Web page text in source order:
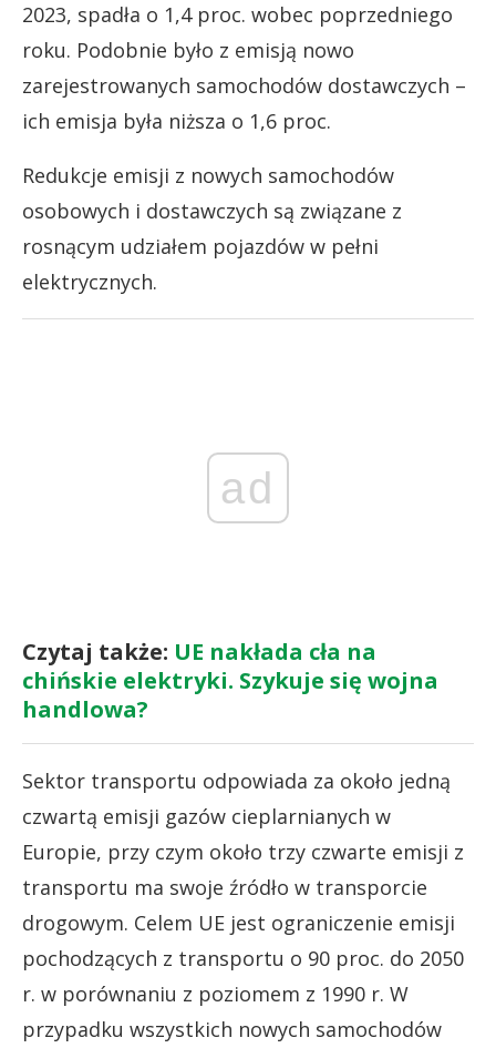
2023, spadła o 1,4 proc. wobec poprzedniego
roku. Podobnie było z emisją nowo
zarejestrowanych samochodów dostawczych –
ich emisja była niższa o 1,6 proc.
Redukcje emisji z nowych samochodów
osobowych i dostawczych są związane z
rosnącym udziałem pojazdów w pełni
elektrycznych.
ad
Czytaj także: UE nakłada cła na
chińskie elektryki. Szykuje się wojna
handlowa?
Sektor transportu odpowiada za około jedną
czwartą emisji gazów cieplarnianych w
Europie, przy czym około trzy czwarte emisji z
transportu ma swoje źródło w transporcie
drogowym. Celem UE jest ograniczenie emisji
pochodzących z transportu o 90 proc. do 2050
r. w porównaniu z poziomem z 1990 r. W
przypadku wszystkich nowych samochodów